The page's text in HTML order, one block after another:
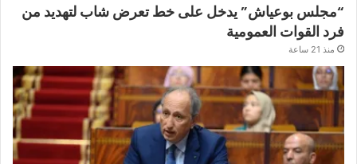
“مجلس بوعياش” يدخل على خط تعرض شاب لتهديد من
فرد القوات العمومية
منذ 21 ساعة